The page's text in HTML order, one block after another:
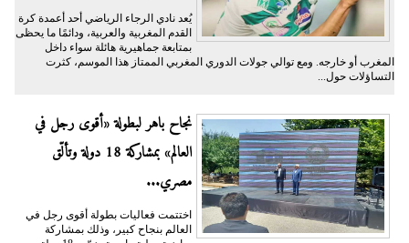
يُعد نادي الرجاء الرياضي أحد أعمدة كرة
القدم المغربية والعربية، ودائمًا ما يحظى
بمتابعة جماهيرية هائلة سواء داخل
المغرب أو خارجه. ومع توالي جولات الدوري المغربي الممتاز هذا الموسم، كثرت
التساؤلات حول...
نجاح باهر لبطولة «أقوى رجل في
العالم» بمشاركة 18 دولة وتألّق
مصري...
اختتمت فعاليات بطولة أقوى رجل في
العالم بنجاح كبير، وذلك بمشاركة